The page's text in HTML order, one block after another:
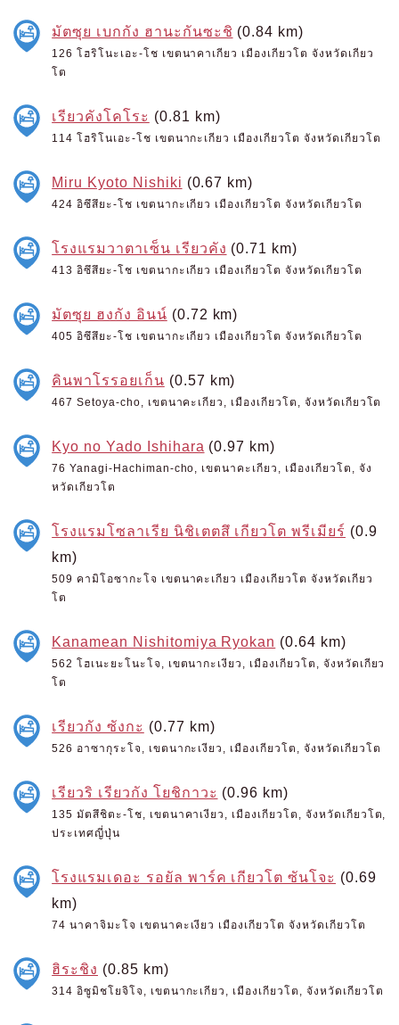
มัตซุย เบกกัง ฮานะกันซะชิ (0.84 km)
126 โฮริโนะเอะ-โช เขตนาคาเกียว เมืองเกียวโต จังหวัดเกียว
โต
เรียวคังโคโระ (0.81 km)
114 โฮริโนเอะ-โช เขตนากะเกียว เมืองเกียวโต จังหวัดเกียวโต
Miru Kyoto Nishiki (0.67 km)
424 อิซึสึยะ-โช เขตนากะเกียว เมืองเกียวโต จังหวัดเกียวโต
โรงแรมวาตาเซ็น เรียวคัง (0.71 km)
413 อิซึสึยะ-โช เขตนากะเกียว เมืองเกียวโต จังหวัดเกียวโต
มัตซุย ฮงกัง อินน์ (0.72 km)
405 อิซึสึยะ-โช เขตนากะเกียว เมืองเกียวโต จังหวัดเกียวโต
คินพาโรรอยเก็น (0.57 km)
467 Setoya-cho, เขตนาคะเกียว, เมืองเกียวโต, จังหวัดเกียวโต
Kyo no Yado Ishihara (0.97 km)
76 Yanagi-Hachiman-cho, เขตนาคะเกียว, เมืองเกียวโต, จัง
หวัดเกียวโต
โรงแรมโซลาเรีย นิชิเตตสึ เกียวโต พรีเมียร์ (0.9
km)
509 คามิโอซากะโจ เขตนาคะเกียว เมืองเกียวโต จังหวัดเกียว
โต
Kanamean Nishitomiya Ryokan (0.64 km)
562 โฮเนะยะโนะโจ, เขตนากะเงียว, เมืองเกียวโต, จังหวัดเกียว
โต
เรียวกัง ซังกะ (0.77 km)
526 อาซากุระโจ, เขตนากะเงียว, เมืองเกียวโต, จังหวัดเกียวโต
เรียวริ เรียวกัง โยชิกาวะ (0.96 km)
135 มัตสึชิตะ-โช, เขตนาคาเงียว, เมืองเกียวโต, จังหวัดเกียวโต,
ประเทศญี่ปุ่น
โรงแรมเดอะ รอยัล พาร์ค เกียวโต ซันโจะ (0.69
km)
74 นาคาจิมะโจ เขตนาคะเงียว เมืองเกียวโต จังหวัดเกียวโต
ฮิระชิง (0.85 km)
314 อิซูมิชโยจิโจ, เขตนากะเกียว, เมืองเกียวโต, จังหวัดเกียวโต